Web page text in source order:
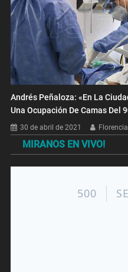
Andrés Peñaloza: «En La
Una Ocupación De Camas Del
30 de abril de 2021
MIRANOS EN VIVO!